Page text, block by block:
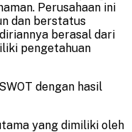
Perusahaan ini
dan berstatus
berasal dari
pengetahuan
dengan hasil
yang dimiliki oleh